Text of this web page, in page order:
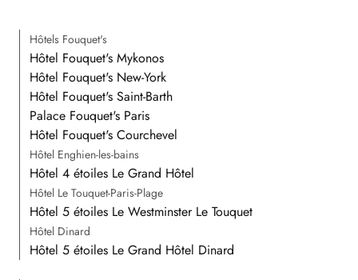
Hôtels Fouquet's
Hôtel Fouquet's Mykonos
Hôtel Fouquet's New-York
Hôtel Fouquet's Saint-Barth
Palace Fouquet's Paris
Hôtel Fouquet's Courchevel
Hôtel Enghien-les-bains
Hôtel 4 étoiles Le Grand Hôtel
Hôtel Le Touquet-Paris-Plage
Hôtel 5 étoiles Le Westminster Le Touquet
Hôtel Dinard
Hôtel 5 étoiles Le Grand Hôtel Dinard